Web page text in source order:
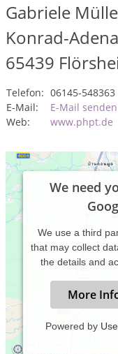
Gabriele
Konrad-
65439
Telefon: 06145-548363
E-Mail:
E-Mail senden
Web:
www.phpt.de
We need
We use a third
that may collect
the details and
More
Powered by
Praxiszeiten: